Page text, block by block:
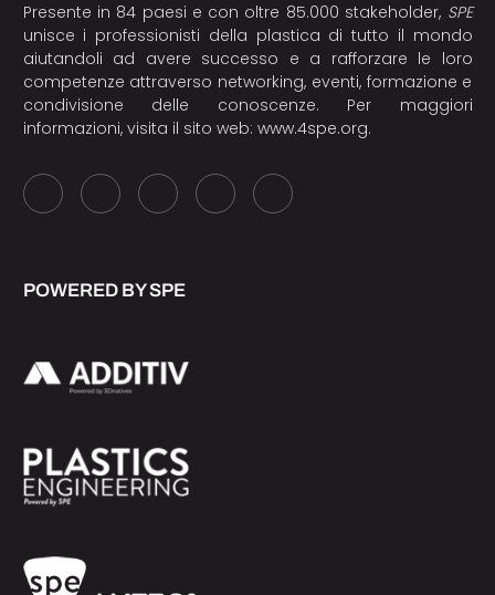
Presente in 84 paesi e con oltre 85.000 stakeholder, SPE
unisce i professionisti della plastica di tutto il mondo
aiutandoli ad avere successo e a rafforzare le loro
competenze attraverso networking, eventi, formazione e
condivisione delle conoscenze. Per maggiori
informazioni, visita il sito web: www.4spe.org.
POWERED BY SPE